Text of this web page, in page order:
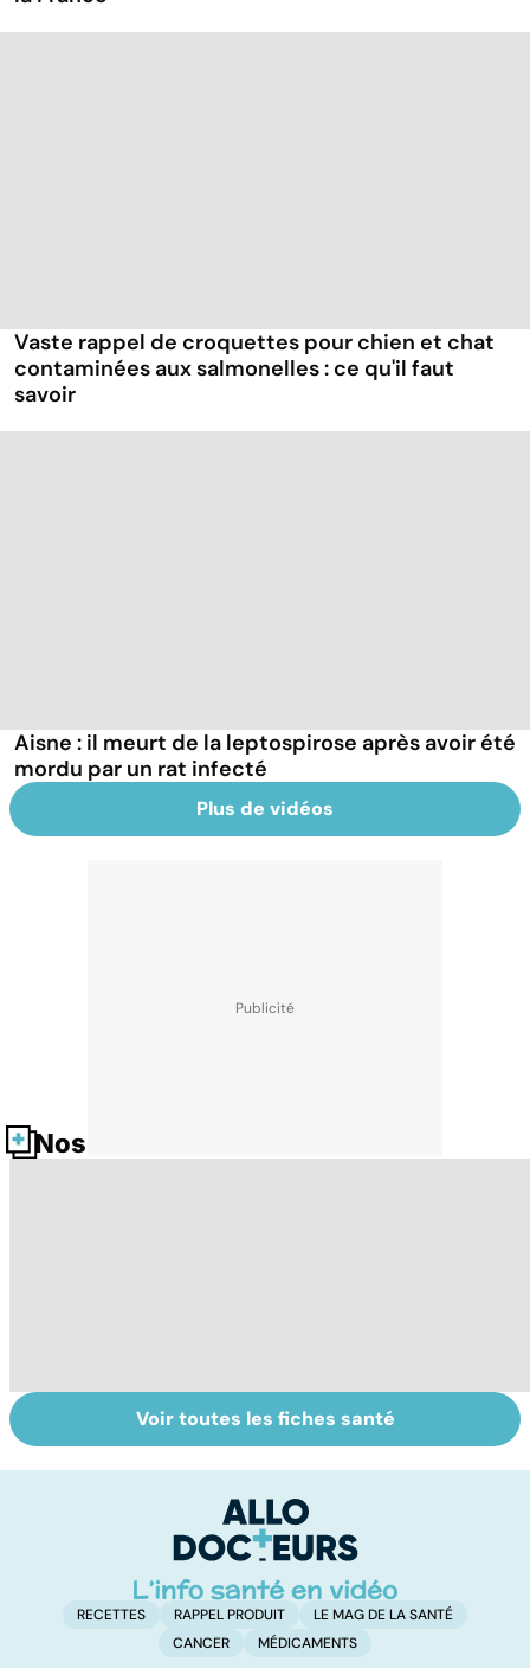
Vaste rappel de croquettes pour chien et chat
contaminées aux salmonelles : ce qu'il faut
savoir
Aisne : il meurt de la leptospirose après avoir été
mordu par un rat infecté
Plus de vidéos
Nos fiches santé
Tout savoir sur
les infections
Inflammation des
amygdales : que
d'angine ?
Voir toutes les fiches santé
RECETTES RAPPEL PRODUIT
LE MAG DE LA SANTÉ
CANCER
MÉDICAMENTS